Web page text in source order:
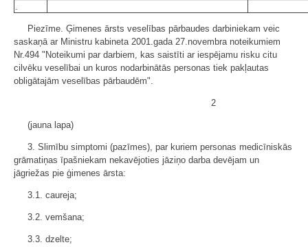
.
Piezīme. Ģimenes ārsts veselības pārbaudes darbiniekam veic
saskaņā ar Ministru kabineta 2001.gada 27.novembra noteikumiem
Nr.494 "Noteikumi par darbiem, kas saistīti ar iespējamu risku citu
cilvēku veselībai un kuros nodarbinātās personas tiek pakļautas
obligātajām veselības pārbaudēm".
2
(jauna lapa)
3. Slimību simptomi (pazīmes), par kuriem personas medicīniskās
grāmatiņas īpašniekam nekavējoties jāziņo darba devējam un
jāgriežas pie ģimenes ārsta:
3.1. caureja;
3.2. vemšana;
3.3. dzelte;